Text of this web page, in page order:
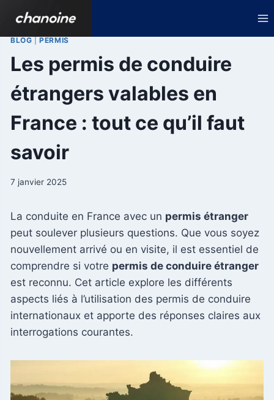
contenu
BLOG |PERMIS
Les permis de conduire
étrangers valables en
France : tout ce qu’il faut
savoir
7 janvier 2025
La conduite en France avec un permis étranger
peut soulever plusieurs questions. Que vous soyez
nouvellement arrivé ou en visite, il est essentiel de
comprendre si votre permis de conduire étranger
est reconnu. Cet article explore les différents
aspects liés à l’utilisation des permis de conduire
internationaux et apporte des réponses claires aux
interrogations courantes.